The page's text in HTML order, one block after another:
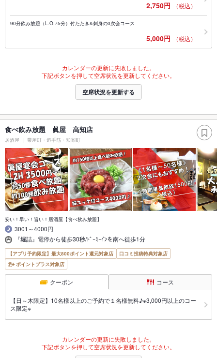
2,750円 （税込）
90分飲み放題（L.O.75分）付たたき&刺身の0次会コース
5,000円 （税込）
カレンダーの更新に失敗しました。
下記ボタンを押して空席状況を更新してください。
空席状況を更新する
食べ飲み放題 眞屋 高知店
居酒屋 帯屋町・追手筋・知寄町
安い！早い！旨い！居酒屋【食べ飲み放題】
3001～4000円
『堀詰』電停から徒歩30秒/ﾄﾞｰﾐｰｲﾝを南へ徒歩1分
【アプリ予約限定】最大800ポイント還元対象店
口コミ投稿特典対象店
ポイントプラス対象店
クーポン コース
【日～木限定】10名様以上のご予約で１名様無料♪※3,000円以上のコー
ス限定※
カレンダーの更新に失敗しました。
下記ボタンを押して空席状況を更新してください。